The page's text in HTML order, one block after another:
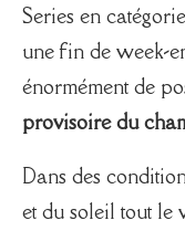
Series en
une fin de week-
énormément de
provisoire du
Dans des
et du soleil tout le